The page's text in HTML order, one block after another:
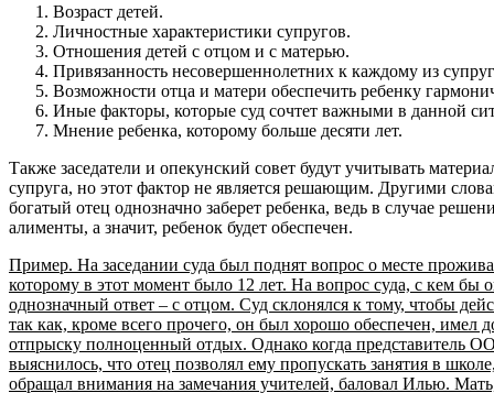
Возраст детей.
Личностные характеристики супругов.
Отношения детей с отцом и с матерью.
Привязанность несовершеннолетних к каждому из
Возможности отца и матери обеспечить ребенку
Иные факторы, которые суд сочтет важными в данной
Мнение ребенка, которому больше десяти лет.
Также заседатели и опекунский совет будут учитывать
супруга, но этот фактор не является решающим. Другими
богатый отец однозначно заберет ребенка, ведь в случае
алименты, а значит, ребенок будет обеспечен.
Пример. На заседании суда был поднят вопрос о месте
которому в этот момент было 12 лет. На вопрос суда, с кем бы
однозначный ответ – с отцом. Суд склонялся к тому, чтобы
так как, кроме всего прочего, он был хорошо обеспечен, имел
отпрыску полноценный отдых. Однако когда представитель
выяснилось, что отец позволял ему пропускать занятия в
обращал внимания на замечания учителей, баловал Илью.